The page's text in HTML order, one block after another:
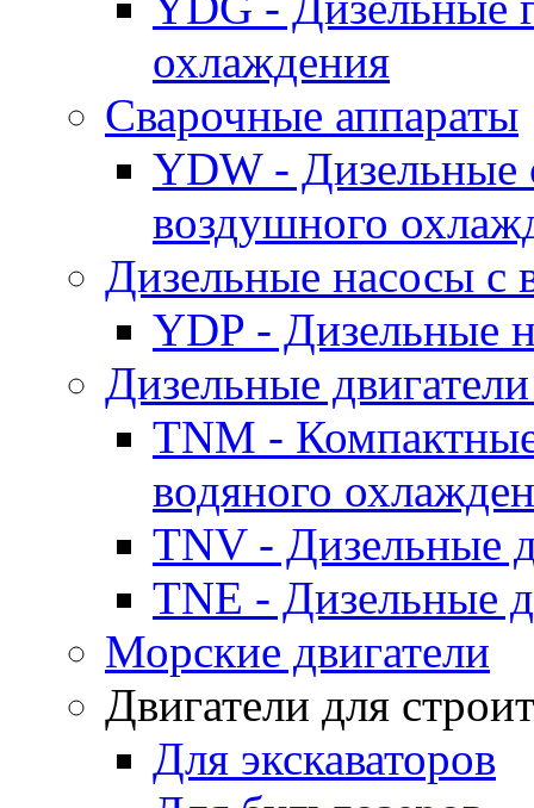
охлаждения
Cварочные аппараты
YDW - Дизельные
воздушного
Дизельные насосы
YDP - Дизельные
Дизельные
TNM -
водяного
TNV - Дизельные
TNE - Дизельные
Морские двигатели
Двигатели для
Для экскаваторов